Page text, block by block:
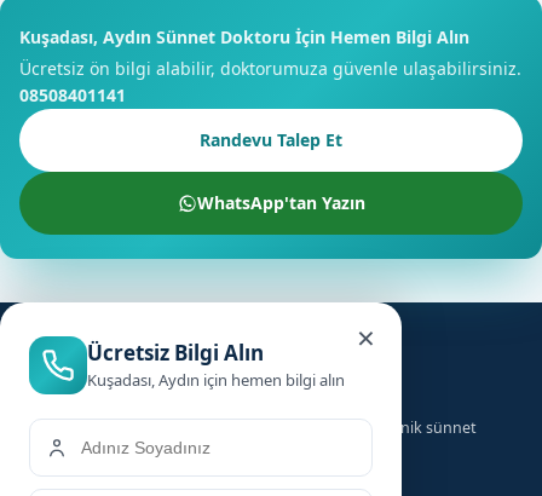
Kuşadası, Aydın Sünnet Doktoru İçin Hemen Bilgi Alın
Ücretsiz ön bilgi alabilir, doktorumuza güvenle ulaşabilirsiniz.
08508401141
Randevu Talep Et
WhatsApp'tan Yazın
×
Ücretsiz Bilgi Alın
Kuşadası, Aydın için hemen bilgi alın
Türkiye genelinde ailelere güvenilir, hızlı ve hijyenik sünnet
hizmeti sunuyoruz.